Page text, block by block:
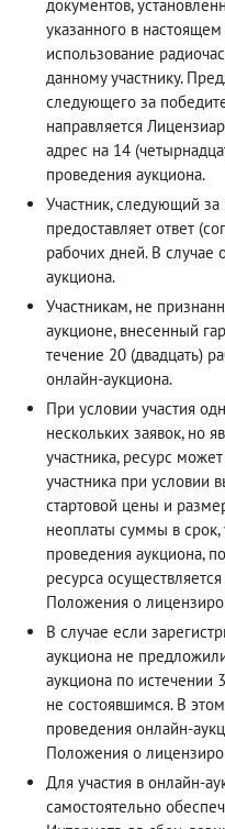
документов,
указанного в
использование
данному участнику.
следующего за
направляется
адрес на 14
проведения аукциона.
Участник, следующий
предоставляет ответ
рабочих дней. В случае
аукциона.
Участникам, не
аукционе, внесенный
течение 20 (двадцать)
онлайн-аукциона.
При условии участия
нескольких заявок, но
участника, ресурс
участника при условии
стартовой цены и
неоплаты суммы в срок,
проведения аукциона,
ресурса
Положения о
В случае если
аукциона не
аукциона по истечении
не состоявшимся. В
проведения онлайн-
Положения о
Для участия в онлайн-
самостоятельно